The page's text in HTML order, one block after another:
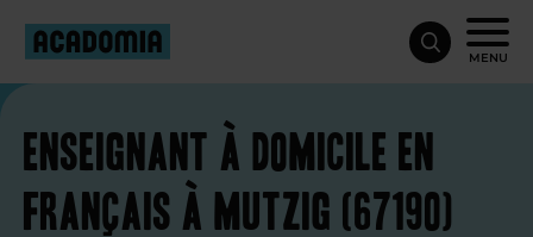
MENU
Enseignant à domicile en
français à Mutzig (67190)